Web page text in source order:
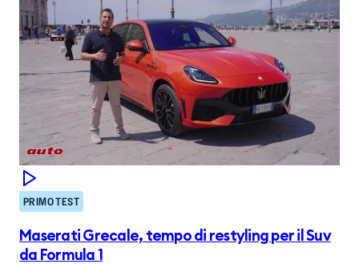
PRIMO TEST
Maserati Grecale, tempo di restyling per il Suv
da Formula 1